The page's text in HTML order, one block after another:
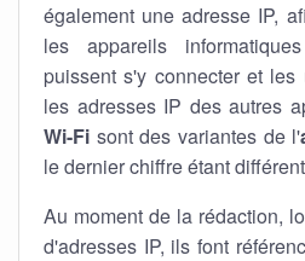
également une adresse IP,
les appareils
puissent s'y connecter et les
les adresses IP des autres
Wi-Fi sont des variantes de l'
le dernier chiffre étant
Au moment de la rédaction,
d'adresses IP, ils font